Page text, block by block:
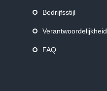
Bedrijfsstijl
Verantwoordelijkheid
FAQ